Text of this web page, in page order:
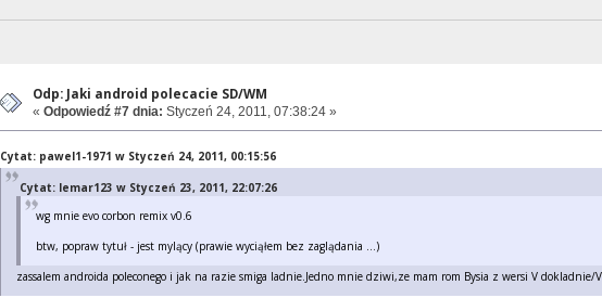
Odp: Jaki android polecacie SD/WM
« Odpowiedź #7 dnia: Styczeń 24, 2011, 07:38:24 »
Cytat: pawel1-1971 w Styczeń 24, 2011, 00:15:56
Cytat: lemar123 w Styczeń 23, 2011, 22:07:26
wg mnie evo corbon remix v0.6
btw, popraw tytuł - jest mylący (prawie wyciąłem bez zaglądania ...)
zassalem androida poleconego i jak na razie smiga ladnie.Jedno mnie dziwi,ze mam rom Bysia z wersi V